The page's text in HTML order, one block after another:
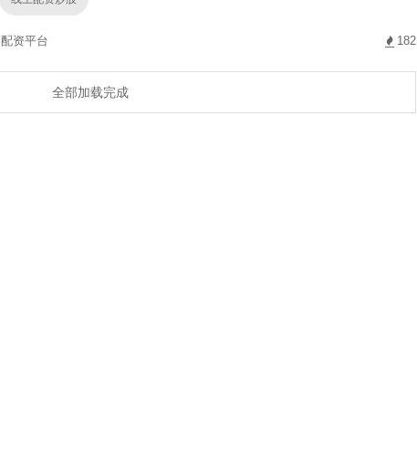
配资平台 182
全部加载完成